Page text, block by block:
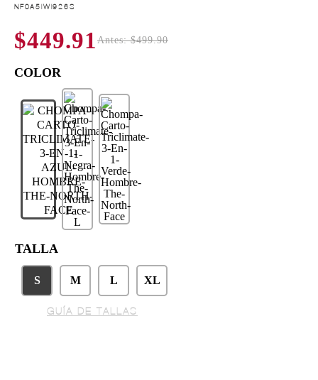
NF0A5IWI926S
$449.91 Antes: $499.90
TALLA
S M L XL
GUÍA DE TALLAS